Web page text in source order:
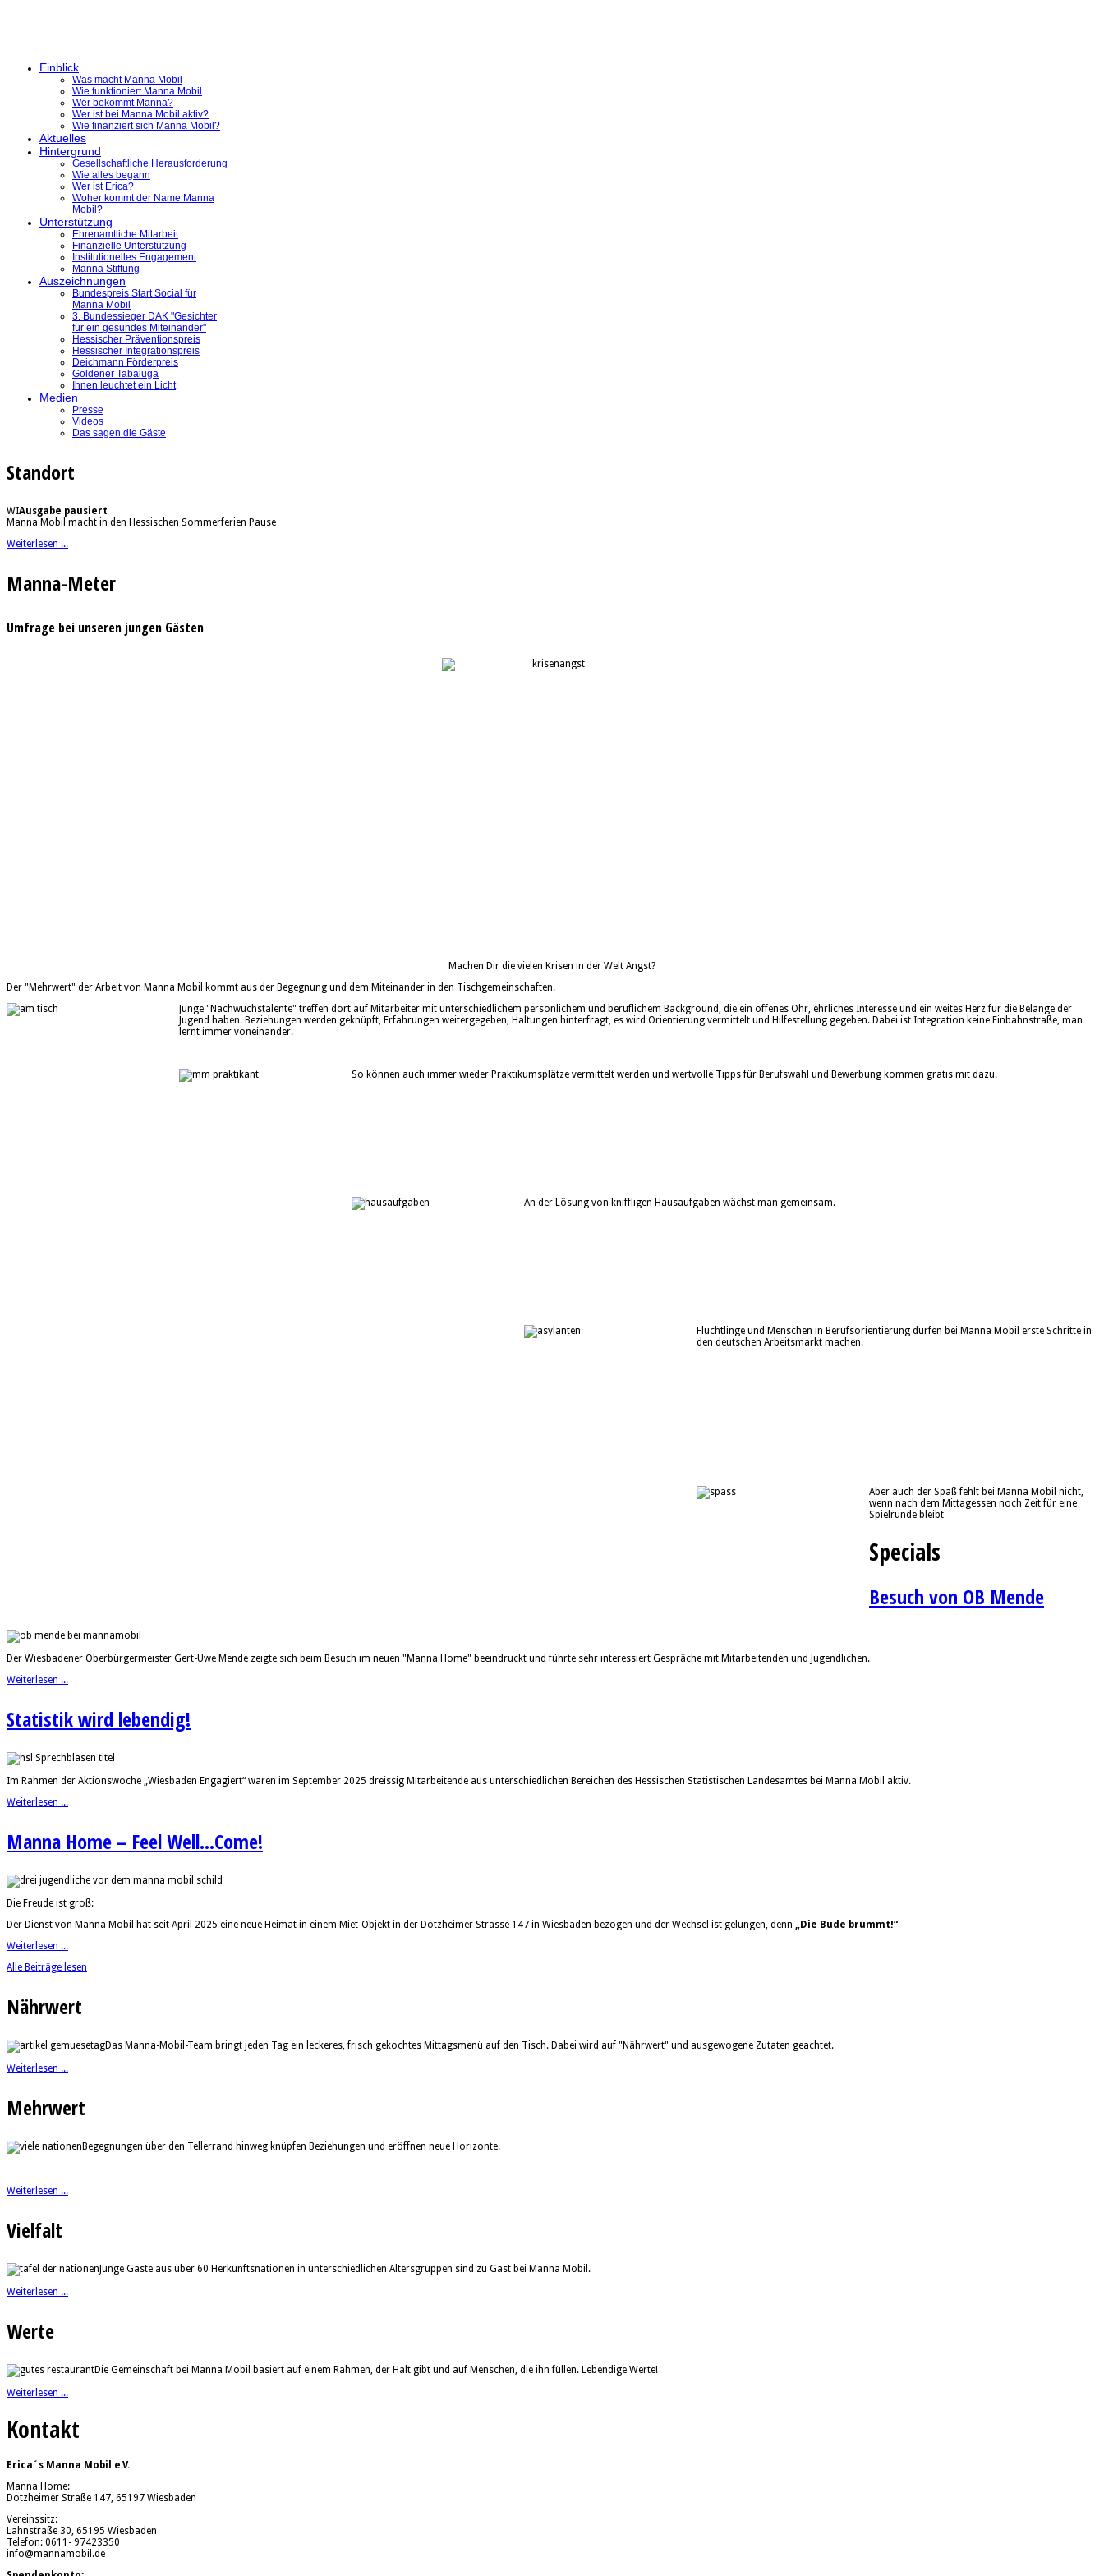
Einblick
Was macht Manna Mobil
Wie funktioniert Manna Mobil
Wer bekommt Manna?
Wer ist bei Manna Mobil aktiv?
Wie finanziert sich Manna Mobil?
Aktuelles
Hintergrund
Gesellschaftliche Herausforderung
Wie alles begann
Wer ist Erica?
Woher kommt der Name Manna
Mobil?
Unterstützung
Ehrenamtliche Mitarbeit
Finanzielle Unterstützung
Institutionelles Engagement
Manna Stiftung
Auszeichnungen
Bundespreis Start Social für
Manna Mobil
3. Bundessieger DAK "Gesichter
für ein gesundes Miteinander"
Hessischer Präventionspreis
Hessischer Integrationspreis
Deichmann Förderpreis
Goldener Tabaluga
Ihnen leuchtet ein Licht
Medien
Presse
Videos
Das sagen die Gäste
Standort
WIAusgabe pausiert
Manna Mobil macht in den Hessischen Sommerferien Pause
Weiterlesen ...
Manna-Meter
Umfrage bei unseren jungen Gästen
Machen Dir die vielen Krisen in der Welt Angst?
Der "Mehrwert" der Arbeit von Manna Mobil kommt aus der Begegnung und dem Miteinander in den Tischgemeinschaften.
Junge "Nachwuchstalente" treffen dort auf Mitarbeiter mit unterschiedlichem persönlichem und beruflichem Background, die ein offenes Ohr, ehrliches Interesse und ein weites Herz für die Belange der
Jugend haben. Beziehungen werden geknüpft, Erfahrungen weitergegeben, Haltungen hinterfragt, es wird Orientierung vermittelt und Hilfestellung gegeben. Dabei ist Integration keine Einbahnstraße, man
lernt immer voneinander.
So können auch immer wieder Praktikumsplätze vermittelt werden und wertvolle Tipps für Berufswahl und Bewerbung kommen gratis mit dazu.
An der Lösung von kniffligen Hausaufgaben wächst man gemeinsam.
Flüchtlinge und Menschen in Berufsorientierung dürfen bei Manna Mobil erste Schritte in
den deutschen Arbeitsmarkt machen.
Aber auch der Spaß fehlt bei Manna Mobil nicht,
wenn nach dem Mittagessen noch Zeit für eine
Spielrunde bleibt
Specials
Besuch von OB Mende
Der Wiesbadener Oberbürgermeister Gert-Uwe Mende zeigte sich beim Besuch im neuen "Manna Home" beeindruckt und führte sehr interessiert Gespräche mit Mitarbeitenden und Jugendlichen.
Weiterlesen ...
Statistik wird lebendig!
Im Rahmen der Aktionswoche „Wiesbaden Engagiert“ waren im September 2025 dreissig Mitarbeitende aus unterschiedlichen Bereichen des Hessischen Statistischen Landesamtes bei Manna Mobil aktiv.
Weiterlesen ...
Manna Home – Feel Well...Come!
Die Freude ist groß:
Der Dienst von Manna Mobil hat seit April 2025 eine neue Heimat in einem Miet-Objekt in der Dotzheimer Strasse 147 in Wiesbaden bezogen und der Wechsel ist gelungen, denn
„Die Bude brummt!“
Weiterlesen ...
Alle Beiträge lesen
Nährwert
Das Manna-Mobil-Team bringt jeden Tag ein leckeres, frisch gekochtes Mittagsmenü auf den Tisch. Dabei wird auf "Nährwert" und ausgewogene Zutaten geachtet.
Weiterlesen ...
Mehrwert
Begegnungen über den Tellerrand hinweg knüpfen Beziehungen und eröffnen neue Horizonte.
Weiterlesen ...
Vielfalt
Junge Gäste aus über 60 Herkunftsnationen in unterschiedlichen Altersgruppen sind zu Gast bei Manna Mobil.
Weiterlesen ...
Werte
Die Gemeinschaft bei Manna Mobil basiert auf einem Rahmen, der Halt gibt und auf Menschen, die ihn füllen. Lebendige Werte!
Weiterlesen ...
Kontakt
Erica´s Manna Mobil e.V.
Manna Home:
Dotzheimer Straße 147, 65197 Wiesbaden
Vereinssitz:
Lahnstraße 30, 65195 Wiesbaden
Telefon: 0611- 97423350
info@mannamobil.de